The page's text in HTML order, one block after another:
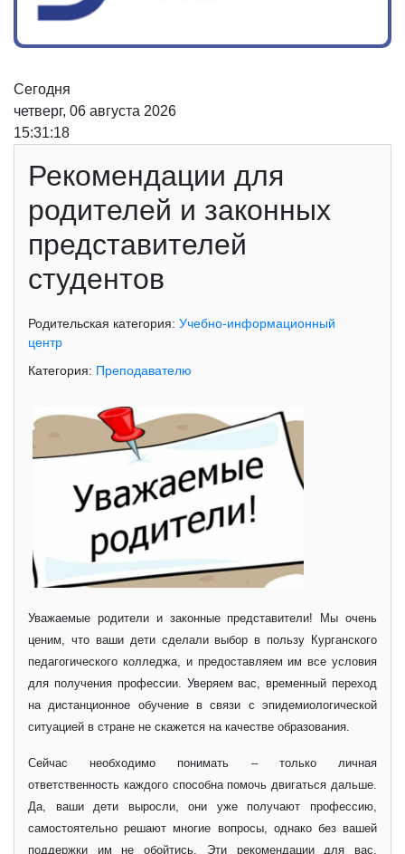
Сегодня
четверг, 06 августа 2026
15:31:19
Рекомендации для
родителей и законных
представителей
студентов
Родительская категория: Учебно-информационный
центр
Категория: Преподавателю
Уважаемые родители и законные представители! Мы очень
ценим, что ваши дети сделали выбор в пользу Курганского
педагогического колледжа, и предоставляем им все условия
для получения профессии. Уверяем вас, временный переход
на дистанционное обучение в связи с эпидемиологической
ситуацией в стране не скажется на качестве образования.
Сейчас необходимо понимать – только личная
ответственность каждого способна помочь двигаться дальше.
Да, ваши дети выросли, они уже получают профессию,
самостоятельно решают многие вопросы, однако без вашей
поддержки им не обойтись. Эти рекомендации для вас,